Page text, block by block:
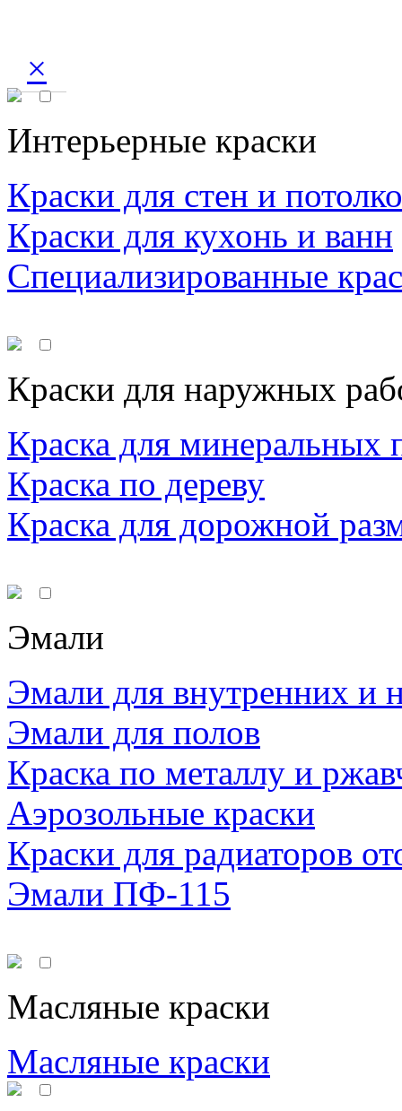
×
Интерьерные краски
Краски для стен и
Краски для кухонь и ванн
Специализированные
Краски для наружных
Краска для минеральных
Краска по дереву
Краска для дорожной
Эмали
Эмали для внутренних и
Эмали для полов
Краска по металлу и
Аэрозольные краски
Краски для радиаторов
Эмали ПФ-115
Масляные краски
Масляные краски